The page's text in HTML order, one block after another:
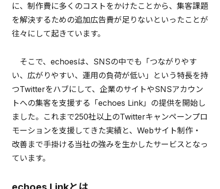
に、制作費に多くのコストをかけたことから、集客課題
を解決するための追加広告費が足りないといったことが
往々にして起きています。
そこで、echoesは、SNSの中でも「つながりやす
い、広がりやすい、運用の負荷が低い」という特長を持
つTwitterをハブにして、企業のサイトやSNSアカウン
トへの集客を支援する「echoes Link」の提供を開始し
ました。これまで250社以上のTwitterキャンペーンプロ
モーションを支援してきた実績と、Webサイト制作・
改善まで手掛ける当社の強みを生かしたサービスとなっ
ています。